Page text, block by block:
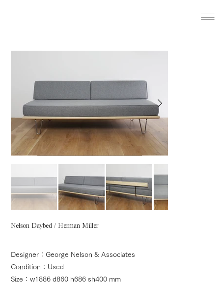
Nelson Daybed / Herman Miller
Designer：George Nelson & Associates
Condition：Used
Size：w1886 d860 h686 sh400 mm